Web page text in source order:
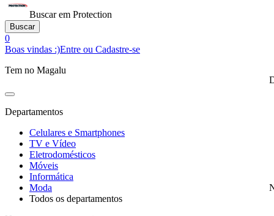
Buscar em Protection
Buscar
0
Boas vindas :)Entre ou Cadastre-se
Tem no Magalu
Departamentos
Celulares e Smartphones
TV e Vídeo
Eletrodomésticos
Móveis
Informática
Moda
Todos os departamentos